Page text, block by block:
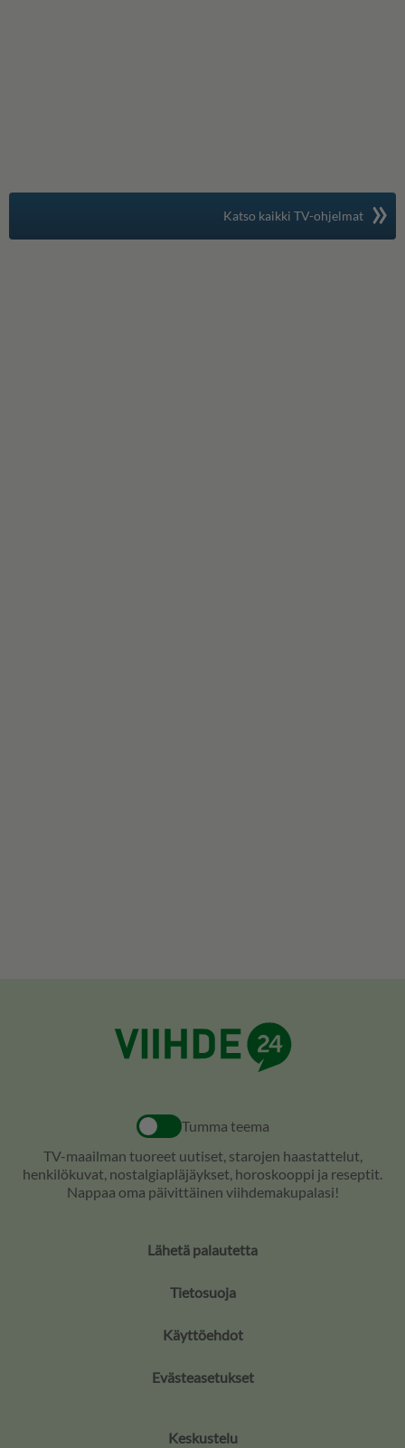
Katso kaikki TV-ohjelmat »
Tumma teema
TV-maailman tuoreet uutiset, starojen haastattelut,
henkilökuvat, nostalgiapläjäykset, horoskooppi ja reseptit.
Nappaa oma päivittäinen viihdemakupalasi!
Lähetä palautetta
Tietosuoja
Käyttöehdot
Evästeasetukset
Keskustelu